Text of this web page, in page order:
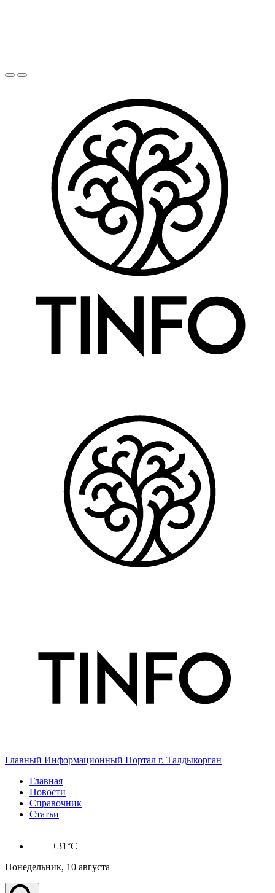
Главный Информационный Портал г. Талдыкорган
Главная
Новости
Справочник
Статьи
+31°C
Понедельник, 10 августа